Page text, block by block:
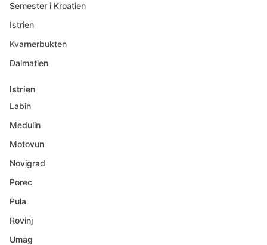
Semester i Kroatien
Istrien
Kvarnerbukten
Dalmatien
Istrien
Labin
Medulin
Motovun
Novigrad
Porec
Pula
Rovinj
Umag